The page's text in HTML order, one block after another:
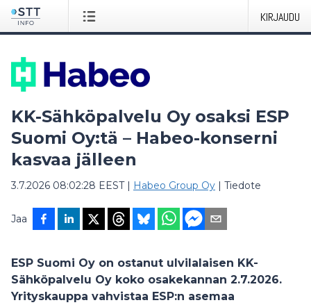
KIRJAUDU
KK-Sähköpalvelu Oy osaksi ESP
Suomi Oy:tä – Habeo-konserni
kasvaa jälleen
3.7.2026 08:02:28 EEST| Habeo Group Oy | Tiedote
Jaa
ESP Suomi Oy on ostanut ulvilalaisen KK-
Sähköpalvelu Oy koko osakekannan 2.7.2026.
Yrityskauppa vahvistaa ESP:n asemaa